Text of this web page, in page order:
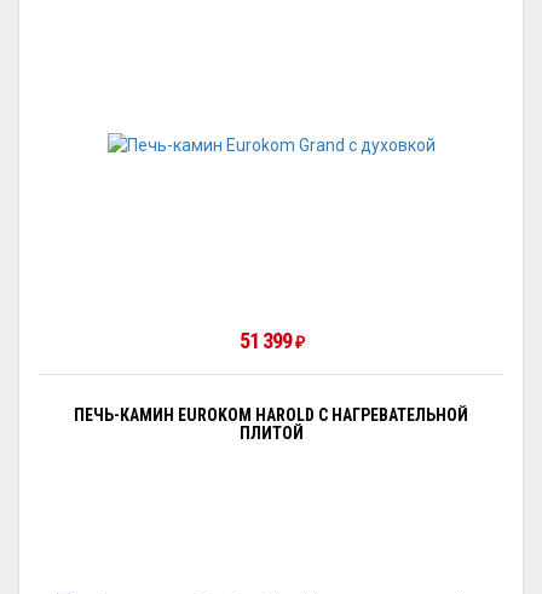
51 399₽
ПЕЧЬ-КАМИН EUROKOM HAROLD С НАГРЕВАТЕЛЬНОЙ
ПЛИТОЙ